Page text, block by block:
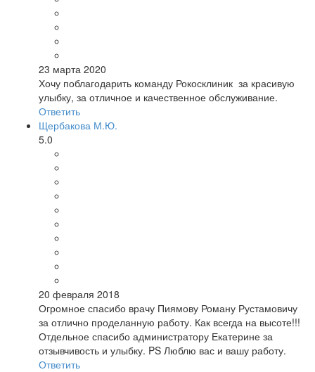
23 марта 2020
Хочу поблагодарить команду Рокосклиник за красивую
улыбку, за отличное и качественное обслуживание.
Ответить
Щербакова М.Ю.
5.0
20 февраля 2018
Огромное спасибо врачу Пиямову Роману Рустамовичу
за отлично проделанную работу. Как всегда на высоте!!!
Отдельное спасибо администратору Екатерине за
отзывчивость и улыбку. PS Люблю вас и вашу работу.
Ответить